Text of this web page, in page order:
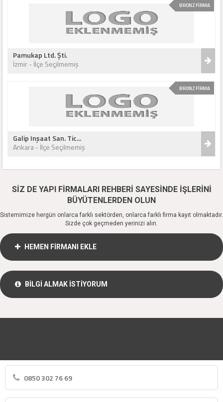
BRONZ FİRMA
Pamukap Ltd. Şti.
İzmir - İlçe Seçilmemiş
BRONZ FİRMA
Galip Inşaat San. Tic...
Ankara - İlçe Seçilmemiş
SİZ DE YAPI FİRMALARI REHBERİ SAYESİNDE İŞLERİNİ
BÜYÜTENLERDEN OLUN
Sistemimize hergün onlarca farklı sektörden, onlarca farklı firma kayıt olmaktadır.
Sizde çok geçmeden yerinizi alın.
HEMEN FİRMANI EKLE
BİLGİ ALMAK İSTİYORUM
0850 302 76 69